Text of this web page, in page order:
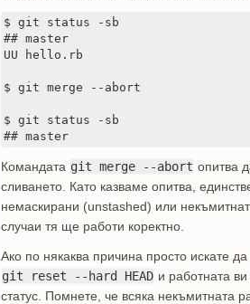
$ git status -sb
## master
UU hello.rb
$ git merge --abort
$ git status -sb
## master
Командата git merge --abort опитва
сливането. Като казваме опитва,
немаскирани (unstashed) или
случаи тя ще работи коректно.
Ако по някаква причина просто искате
git reset --hard HEAD и работната
статус. Помнете, че всяка некъмитната